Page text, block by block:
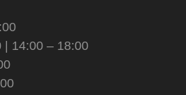
| 14:00 – 18:00